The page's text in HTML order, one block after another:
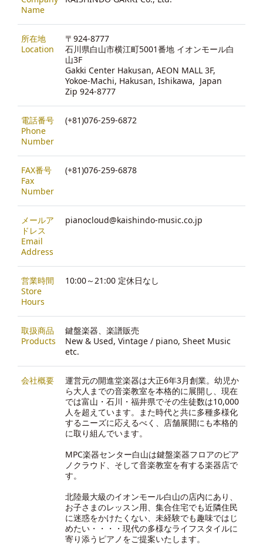
Name
所在地
Location
〒924-8777
石川県白山市横江町5001番地 イオンモール白
山3F
Gakki Center Hakusan, AEON MALL 3F,
Yokoe-Machi, Hakusan, Ishikawa, Japan
Zip 924-8777
電話番号
Phone
Number
(+81)076-259-6872
FAX番号
Fax
Number
(+81)076-259-6878
メールア
ドレス
Email
Address
pianocloud@kaishindo-music.co.jp
営業時間
Store
Hours
10:00～21:00 定休日なし
取扱商品
Products
鍵盤楽器、楽譜販売
New & Used, Vintage / piano, Sheet Music
etc.
会社概要
運営元の開進堂楽器は大正6年3月創業。幼児か
ら大人までの音楽教室を本格的に展開し、現在
では富山・石川・福井県でその生徒数は10,000
人を超えています。また時代と共に多種多様化
するニーズに応えるべく、店舗展開にも本格的
に取り組んでいます。
MPC楽器センター白山は鍵盤楽器フロアのピア
ノクラウド、そして音楽教室を有する楽器店で
す。
北陸最大級のイオンモール白山の店内にあり、
お子さまのレッスン用、集合住宅でも近隣住民
に迷惑をかけたくない、未経験でも趣味ではじ
めたい・・・・現代の多様なライフスタイルに
寄り添うピアノをご提案いたします。